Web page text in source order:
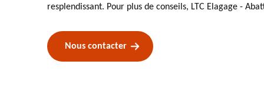
resplendissant. Pour plus de conseils, LTC Elagage -
Nous contacter